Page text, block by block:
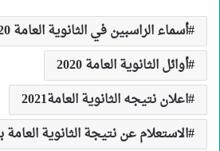
أسماء الراسبين في الثانوية العامة 2020
أوائل الثانوية العامة 2020
اعلان نتيجه الثانوية العامة2021
الاستعلام عن نتيجة الثانوية العامة